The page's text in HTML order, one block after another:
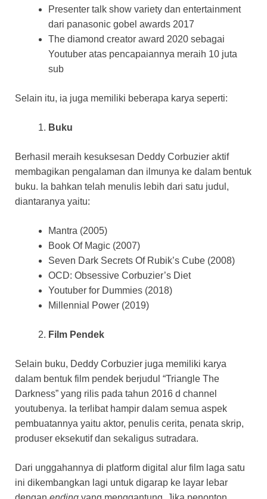
Presenter talk show variety dan entertainment
dari panasonic gobel awards 2017
The diamond creator award 2020 sebagai
Youtuber atas pencapaiannya meraih 10 juta
sub
Selain itu, ia juga memiliki beberapa karya seperti:
Buku
Berhasil meraih kesuksesan Deddy Corbuzier aktif
membagikan pengalaman dan ilmunya ke dalam bentuk
buku. Ia bahkan telah menulis lebih dari satu judul,
diantaranya yaitu:
Mantra (2005)
Book Of Magic (2007)
Seven Dark Secrets Of Rubik’s Cube (2008)
OCD: Obsessive Corbuzier’s Diet
Youtuber for Dummies (2018)
Millennial Power (2019)
Film Pendek
Selain buku, Deddy Corbuzier juga memiliki karya
dalam bentuk film pendek berjudul “Triangle The
Darkness” yang rilis pada tahun 2016 d channel
youtubenya. Ia terlibat hampir dalam semua aspek
pembuatannya yaitu aktor, penulis cerita, penata skrip,
produser eksekutif dan sekaligus sutradara.
Dari unggahannya di platform digital alur film laga satu
ini dikembangkan lagi untuk digarap ke layar lebar